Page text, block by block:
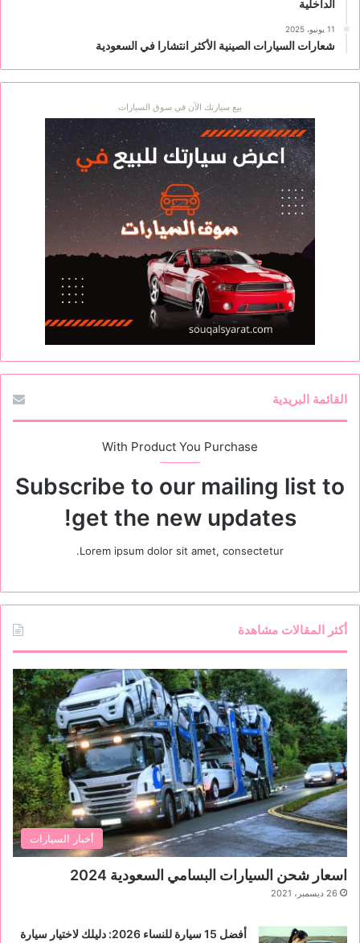
الداخلية
11 يونيو، 2025
شعارات السيارات الصينية الأكثر انتشارا في السعودية
بيع سيارتك الآن في سوق السيارات
القائمة البريدية
With Product You Purchase
Subscribe to our mailing list to
get the new updates!
Lorem ipsum dolor sit amet, consectetur.
أكثر المقالات مشاهدة
أخبار السيارات
اسعار شحن السيارات البسامي السعودية 2024
26 ديسمبر، 2021
أفضل 15 سيارة للنساء 2026: دليلك لاختيار سيارة